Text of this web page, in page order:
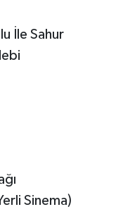
İle Sahur
Sinema)